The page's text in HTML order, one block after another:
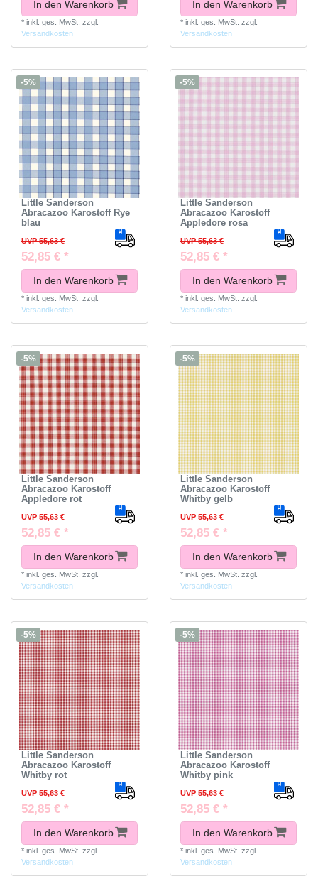
In den Warenkorb
* inkl. ges. MwSt. zzgl.
Versandkosten
In den Warenkorb
* inkl. ges. MwSt. zzgl.
Versandkosten
-5%
Little Sanderson
Abracazoo Karostoff Rye
blau
UVP 55,63 €
52,85 € *
In den Warenkorb
* inkl. ges. MwSt. zzgl.
Versandkosten
-5%
Little Sanderson
Abracazoo Karostoff
Appledore rosa
UVP 55,63 €
52,85 € *
In den Warenkorb
* inkl. ges. MwSt. zzgl.
Versandkosten
-5%
Little Sanderson
Abracazoo Karostoff
Appledore rot
UVP 55,63 €
52,85 € *
In den Warenkorb
* inkl. ges. MwSt. zzgl.
Versandkosten
-5%
Little Sanderson
Abracazoo Karostoff
Whitby gelb
UVP 55,63 €
52,85 € *
In den Warenkorb
* inkl. ges. MwSt. zzgl.
Versandkosten
-5%
Little Sanderson
Abracazoo Karostoff
Whitby rot
UVP 55,63 €
52,85 € *
In den Warenkorb
* inkl. ges. MwSt. zzgl.
Versandkosten
-5%
Little Sanderson
Abracazoo Karostoff
Whitby pink
UVP 55,63 €
52,85 € *
In den Warenkorb
* inkl. ges. MwSt. zzgl.
Versandkosten